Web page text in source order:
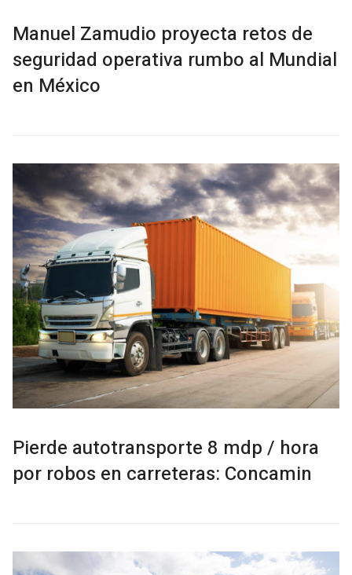
Manuel Zamudio proyecta retos de
seguridad operativa rumbo al Mundial
en México
Pierde autotransporte 8 mdp / hora
por robos en carreteras: Concamin